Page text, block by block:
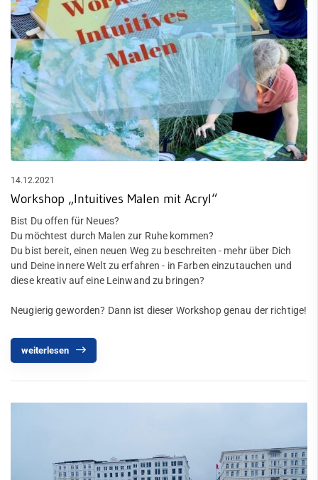
14.12.2021
Workshop „Intuitives Malen mit Acryl“
Bist Du offen für Neues?
Du möchtest durch Malen zur Ruhe kommen?
Du bist bereit, einen neuen Weg zu beschreiten - mehr über Dich
und Deine innere Welt zu erfahren - in Farben einzutauchen und
diese kreativ auf eine Leinwand zu bringen?
Neugierig geworden? Dann ist dieser Workshop genau der richtige!
weiterlesen